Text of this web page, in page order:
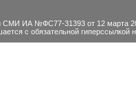
СМИ ИА №ФС77-31393 от 12 марта
с обязательной гиперссылкой